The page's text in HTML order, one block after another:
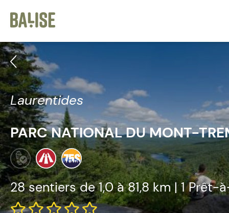
Laurentides
PARC NATIONAL DU MONT-
28 sentiers de1,0 à 81,8 km | 1 Prêt-